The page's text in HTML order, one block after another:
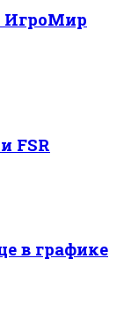
ИгроМир
FSR
в графике